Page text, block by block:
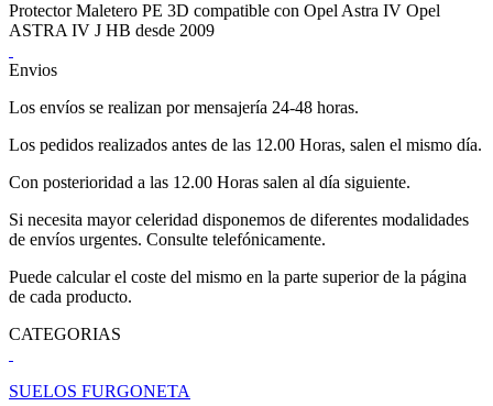
Protector Maletero PE 3D compatible con Opel Astra IV Opel
ASTRA IV J HB desde 2009
Envios
Los envíos se realizan por mensajería 24-48 horas.
Los pedidos realizados antes de las 12.00 Horas, salen el mismo día.
Con posterioridad a las 12.00 Horas salen al día siguiente.
Si necesita mayor celeridad disponemos de diferentes modalidades
de envíos urgentes. Consulte telefónicamente.
Puede calcular el coste del mismo en la parte superior de la página
de cada producto.
CATEGORIAS
SUELOS FURGONETA